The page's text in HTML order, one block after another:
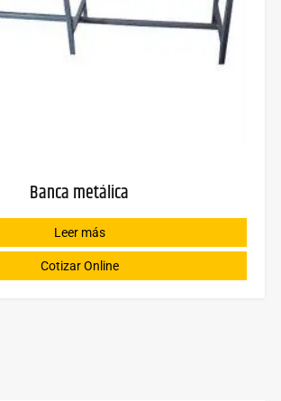
Banca metálica
Leer más
Cotizar Online